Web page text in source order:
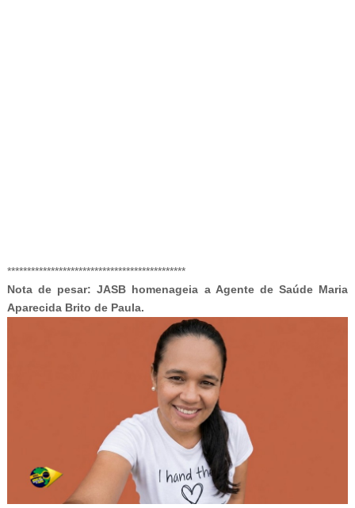
*********************************************
Nota de pesar: JASB homenageia a Agente de Saúde Maria
Aparecida Brito de Paula.
Shocking Photos Taken Seconds Before The Disaster